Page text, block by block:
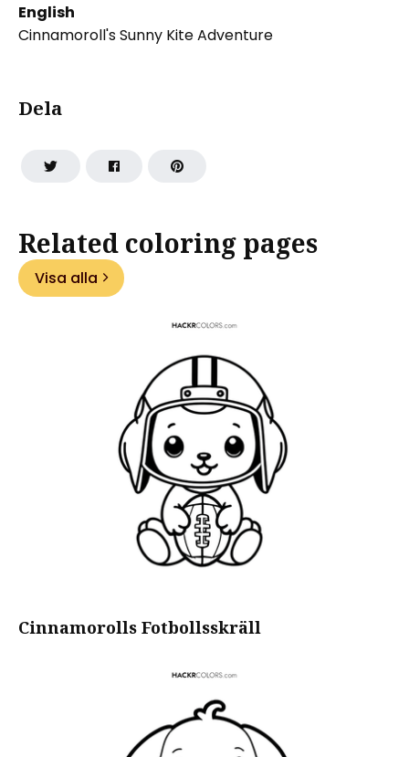
English
Cinnamoroll's Sunny Kite Adventure
Dela
Related coloring pages
Visa alla
Cinnamorolls Fotbollsskräll